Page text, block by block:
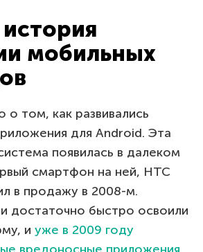
мобильных
о том, как развивались
для Android. Эта
появилась в далеком
смартфон на ней, HTC
в продажу в 2008-м.
достаточно быстро освоили
и уже в 2009 году
вредоносные приложения